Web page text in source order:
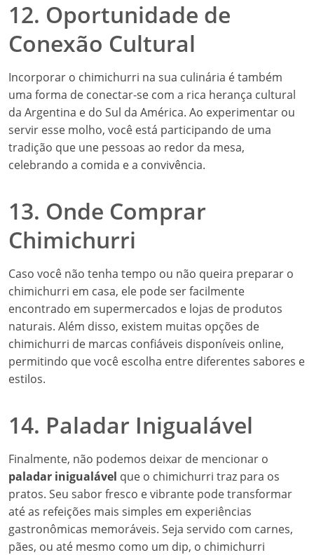
12. Oportunidade de
Conexão Cultural
Incorporar o chimichurri na sua culinária é também
uma forma de conectar-se com a rica herança cultural
da Argentina e do Sul da América. Ao experimentar ou
servir esse molho, você está participando de uma
tradição que une pessoas ao redor da mesa,
celebrando a comida e a convivência.
13. Onde Comprar
Chimichurri
Caso você não tenha tempo ou não queira preparar o
chimichurri em casa, ele pode ser facilmente
encontrado em supermercados e lojas de produtos
naturais. Além disso, existem muitas opções de
chimichurri de marcas confiáveis disponíveis online,
permitindo que você escolha entre diferentes sabores e
estilos.
14. Paladar Inigualável
Finalmente, não podemos deixar de mencionar o
paladar inigualável que o chimichurri traz para os
pratos. Seu sabor fresco e vibrante pode transformar
até as refeições mais simples em experiências
gastronômicas memoráveis. Seja servido com carnes,
pães, ou até mesmo como um dip, o chimichurri